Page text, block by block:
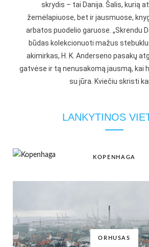
skrydis – tai Danija. Šalis, kurią
žemėlapiuose, bet ir jausmuose,
arbatos puodelio garuose. „Skrendu
būdas kolekcionuoti mažus
akimirkas, H. K. Anderseno pasakų
gatvėse ir tą nenusakomą jausmą, kai
su jūra. Kviečiu skristi
LANKYTINOS
KOPENHAGA
ORHUSAS